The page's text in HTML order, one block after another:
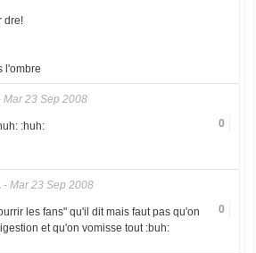
dre!
l'ombre
Mar 23 Sep 2008
0
:huh:
- Mar 23 Sep 2008
0
les fans" qu'il dit mais faut pas qu'on
et qu'on vomisse tout :buh: